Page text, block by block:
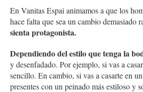
En Vanitas Espai animamos a que los
hace falta que sea un cambio demasiado
sienta protagonista.
Dependiendo del estilo que tenga la
y desenfadado. Por ejemplo, si vas a
sencillo. En cambio, si vas a casarte en
presentes con un peinado más estiloso y